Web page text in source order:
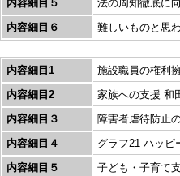
内容細目５
法の周知徹底に
内容細目６
難しいものと思
内容細目1
施設職員の権利
内容細目2
家族への支援 和
内容細目３
障害者虐待防止
内容細目４
グラフ21 ハッピ
内容細目５
子ども・子育て